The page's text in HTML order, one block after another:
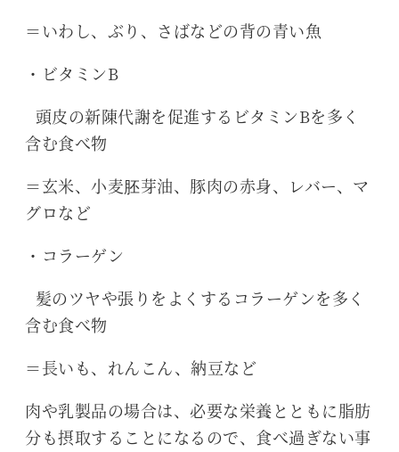
＝いわし、ぶり、さばなどの背の青い魚
・ビタミンB
頭皮の新陳代謝を促進するビタミンBを多く
含む食べ物
＝玄米、小麦胚芽油、豚肉の赤身、レバー、マ
グロなど
・コラーゲン
髪のツヤや張りをよくするコラーゲンを多く
含む食べ物
＝長いも、れんこん、納豆など
肉や乳製品の場合は、必要な栄養とともに脂肪
分も摂取することになるので、食べ過ぎない事